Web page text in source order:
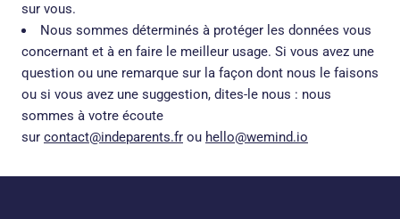
sur vous.
Nous sommes déterminés à protéger les données vous
concernant et à en faire le meilleur usage. Si vous avez une
question ou une remarque sur la façon dont nous le faisons
ou si vous avez une suggestion, dites-le nous : nous
sommes à votre écoute
sur contact@indeparents.fr ou hello@wemind.io